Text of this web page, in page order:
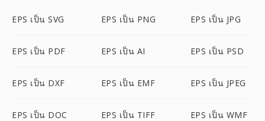
EPS เป็น SVG EPS เป็น PNG EPS เป็น JPG
EPS เป็น PDF EPS เป็น AI EPS เป็น PSD
EPS เป็น DXF EPS เป็น EMF EPS เป็น JPEG
EPS เป็น DOC EPS เป็น TIFF EPS เป็น WMF